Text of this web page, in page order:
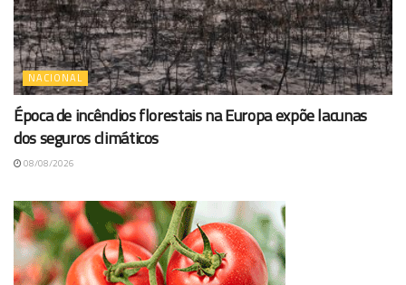
NACIONAL
Época de incêndios florestais na Europa expõe lacunas
dos seguros climáticos
08/08/2026